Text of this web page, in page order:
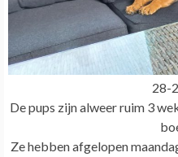
28-
De pups zijn alweer ruim 3
Ze hebben afgelopen